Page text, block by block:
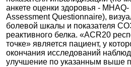
анкете оценки здоровья -
Assessment Questionnaire),
болевой шкалы и показателя
реактивного белка. «ACR20
точке» является пациент, у
окончания исследований
улучшение по указанным выше